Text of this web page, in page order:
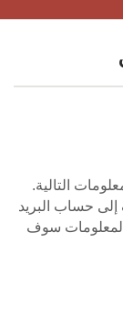
التالية.
حساب البريد
سوف